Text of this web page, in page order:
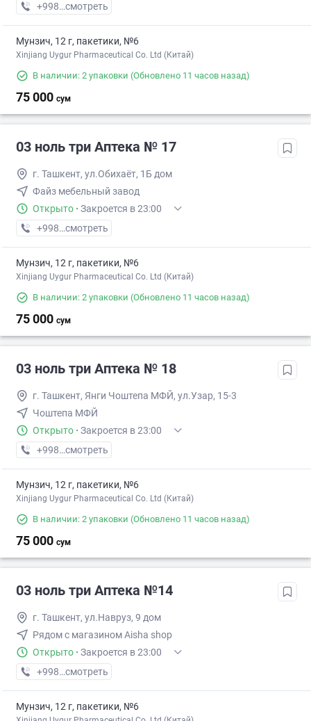
+998 (77) XXX-XX-XX
смотреть
Мунзич, 12 г, пакетики, №6
Xinjiang Uygur Pharmaceutical Co. Ltd (Китай)
В наличии: 2 упаковки (Обновлено 11 часов назад)
75 000 сум
03 ноль три Аптека № 17
г. Ташкент, ул.Обихаёт, 1Б дом
Файз мебельный завод
Открыто · Закроется в 23:00
+998 (77) XXX-XX-XX
смотреть
Мунзич, 12 г, пакетики, №6
Xinjiang Uygur Pharmaceutical Co. Ltd (Китай)
В наличии: 2 упаковки (Обновлено 11 часов назад)
75 000 сум
03 ноль три Аптека № 18
г. Ташкент, Янги Чоштепа МФЙ, ул.Узар, 15-3
Чоштепа МФЙ
Открыто · Закроется в 23:00
+998 (77) XXX-XX-XX
смотреть
Мунзич, 12 г, пакетики, №6
Xinjiang Uygur Pharmaceutical Co. Ltd (Китай)
В наличии: 2 упаковки (Обновлено 11 часов назад)
75 000 сум
03 ноль три Аптека №14
г. Ташкент, ул.Навруз, 9 дом
Рядом с магазином Aisha shop
Открыто · Закроется в 23:00
+998 (77) XXX-XX-XX
смотреть
Мунзич, 12 г, пакетики, №6